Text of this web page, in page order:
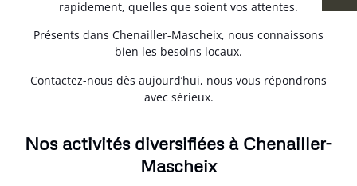
rapidement, quelles que soient vos attentes.
Présents dans Chenailler-Mascheix, nous connaissons
bien les besoins locaux.
Contactez-nous dès aujourd’hui, nous vous répondrons
avec sérieux.
Nos activités diversifiées à Chenailler-
Mascheix